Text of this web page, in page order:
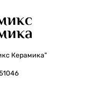
Керамика"